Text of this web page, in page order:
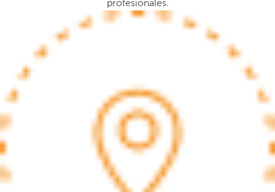
a
n
a
e
m
e
r
profesionales.